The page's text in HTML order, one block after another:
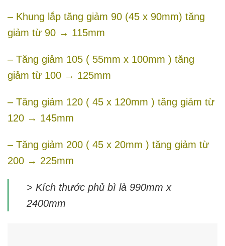
– Khung lắp tăng giảm 90 (45 x 90mm) tăng
giảm từ 90 → 115mm
– Tăng giảm 105 ( 55mm x 100mm ) tăng
giảm từ 100 → 125mm
– Tăng giảm 120 ( 45 x 120mm ) tăng giảm từ
120 → 145mm
– Tăng giảm 200 ( 45 x 20mm ) tăng giảm từ
200 → 225mm
> Kích thước phủ bì là 990mm x
2400mm